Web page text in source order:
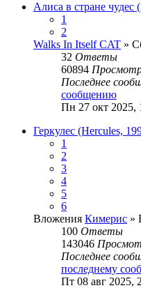
Алиса в стране чудес
1
2
Walks In Itself CAT »
32 Ответы
60894
Последнее
сообщению
Пн 27 окт 2025,
Геркулес (Hercules,
1
2
3
4
5
6
Вложения Кимерис »
100 Ответы
143046
Последнее
последнему
Пт 08 авг 2025,